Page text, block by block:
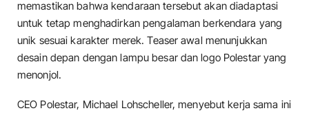
memastikan bahwa kendaraan tersebut akan diadaptasi
untuk tetap menghadirkan pengalaman berkendara yang
unik sesuai karakter merek. Teaser awal menunjukkan
desain depan dengan lampu besar dan logo Polestar yang
menonjol.
CEO Polestar, Michael Lohscheller, menyebut kerja sama ini